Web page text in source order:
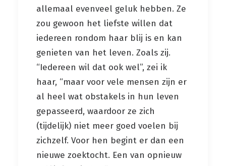
allemaal evenveel geluk hebben. Ze
zou gewoon het liefste willen dat
iedereen rondom haar blij is en kan
genieten van het leven. Zoals zij.
“Iedereen wil dat ook wel”, zei ik
haar, “maar voor vele mensen zijn er
al heel wat obstakels in hun leven
gepasseerd, waardoor ze zich
(tijdelijk) niet meer goed voelen bij
zichzelf. Voor hen begint er dan een
nieuwe zoektocht. Een van opnieuw